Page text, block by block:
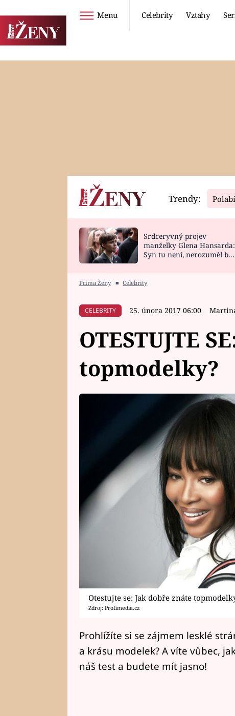
Menu Celebrity Vztahy
Horoskopy
HOROSKOP NA
Video
CELEBRITY
VAŘENÍ
Trendy: Polabí
Srdceryvný projev
manželky Glena Hansarda:
Syn tu není, nerozuměl by
Prima Ženy ■ Celebrity
CELEBRITY 25. února 2017 06:00
OTESTUJTE
topmodelky?
Otestujte se: Jak dobře znáte
Zdroj: Profimedia.cz
Prohlížíte si se zájmem lesklé
a krásu modelek? A víte vůbec,
náš test a budete mít jasno!